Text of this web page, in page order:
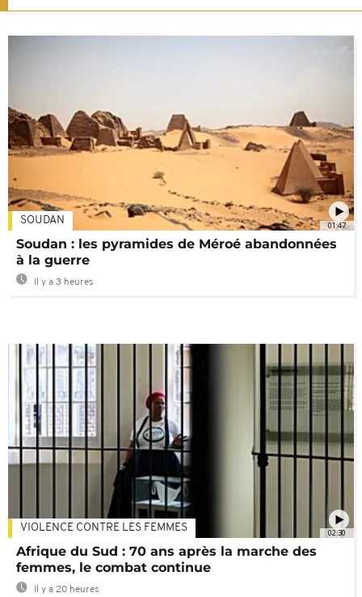
01:47
SOUDAN
Soudan : les pyramides de Méroé abandonnées
à la guerre
Il y a 3 heures
02:30
VIOLENCE CONTRE LES FEMMES
Afrique du Sud : 70 ans après la marche des
femmes, le combat continue
Il y a 20 heures